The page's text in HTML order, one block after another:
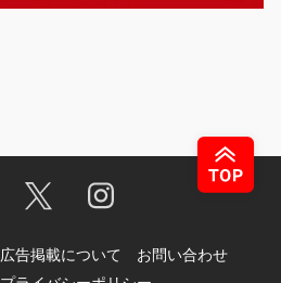
広告掲載について
お問い合わせ